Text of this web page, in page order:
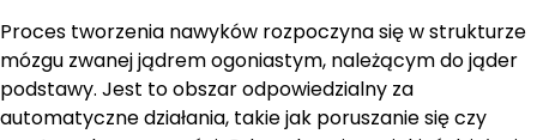
Proces tworzenia nawyków rozpoczyna się w strukturze
mózgu zwanej jądrem ogoniastym, należącym do jąder
podstawy. Jest to obszar odpowiedzialny za
automatyczne działania, takie jak poruszanie się czy